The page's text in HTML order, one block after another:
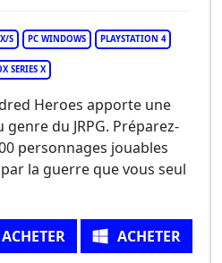
S PC WINDOWS PLAYSTATION 4
SERIES X
Heroes apporte une
du JRPG. Préparez-
personnages jouables
la guerre que vous seul
ACHETER
ACHETER